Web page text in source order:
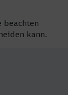
beachten
kann.